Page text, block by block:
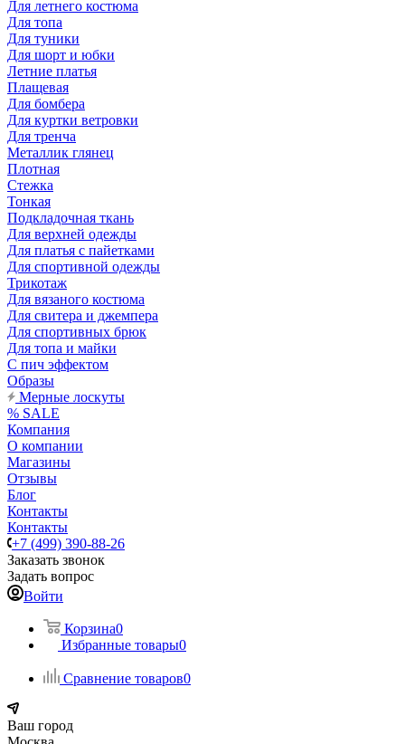
Для летнего костюма
Для топа
Для туники
Для шорт и юбки
Летние платья
Плащевая
Для бомбера
Для куртки ветровки
Для тренча
Металлик глянец
Плотная
Стежка
Тонкая
Подкладочная ткань
Для верхней одежды
Для платья с пайетками
Для спортивной одежды
Трикотаж
Для вязаного костюма
Для свитера и джемпера
Для спортивных брюк
Для топа и майки
С пич эффектом
Образы
Мерные лоскуты
% SALE
Компания
О компании
Магазины
Отзывы
Блог
Контакты
Контакты
+7 (499) 390-88-26
Заказать звонок
Задать вопрос
Войти
Корзина0
Избранные товары0
Сравнение товаров0
Ваш город